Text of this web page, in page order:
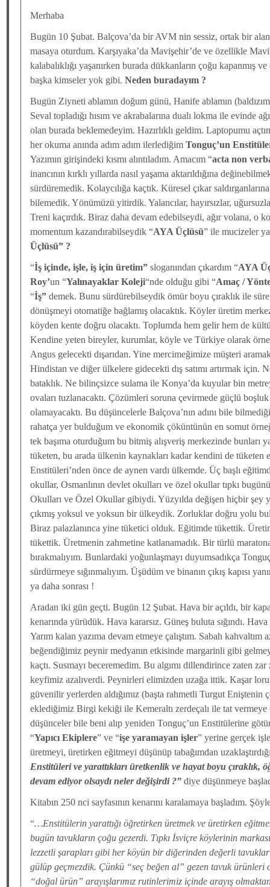
Merhaba
Bugün 10 Şubat. Balçova’da bir AVM nin sessiz, ortak bir
masaya oturdum. Karşıyaka’da Mavişehir’de ve özellikle
kalabalıklığı yaşanırken burada dükkanların çoğu kapanmış
başka kimseler yok gibi. Neden buradayım ?
Bugün Ziyneti ablamın doğum günü, Hanife ablamın
Seval topladığı hısım ve akrabalarına dualı lokma ile evinde
olan burada beklemedeyim. Hazırlıklı geldim. Laptopumu
her okuma anında adım adım ilerlediğim Tonguç’un
Yazımın girişindeki kısmı alıntıladım. Amacım “acta non
inancının kırklı yıllarda nasıl yaşama aktarıldığına
sürdüremedik. Kolaycılığa kaçtık. Küresel çıkar
bilemedik. Yönümüzü yitirdik. Yalancılar, hayırsızlar,
Treni kaçırdık. Biraz daha devam edebilseydi, ağır volana, o
momentum kazandırabilseydik “AYA Üçlüsü” ile mucizeler
Üçlüsü” ?
“İş içinde, işle, iş için üretim” sloganından çıkardım “AYA
Roy’un “Yalınayaklar Koleji“nde olduğu gibi “Amaç /
“İş” demek. Bunu sürdürebilseydik ömür boyu çıraklık ile
dönüşmeyi otomatiğe bağlamış olacaktık. Köyler üretim
köyden kente doğru olacaktı. Toplumda hem gelir hem de
Kendine yeten bireyler, kurumlar, köyle ve Türkiye olarak
Angus gelecekti dışarıdan. Yine mercimeğimize müşteri
Hindistan ve diğer ülkelere gidecekti dış satımı artırmak için.
bataklık. Ne bilinçsizce sulama ile Konya’da kuyular bin
ovaları tuzlanacaktı. Çözümleri soruna çevirmede güçlü
olamayacaktı. Bu düşüncelerle Balçova’nın adını bile
rahatça yer bulduğum ve ekonomik çöküntünün en somut
tek başıma oturduğum bu bitmiş alışveriş merkezinde bunları
tüketen, bu arada ülkenin kaynakları kadar kendini de tüketen
Enstitüleri’nden önce de aynen vardı ülkemde. Üç başlı
okullar, Osmanlının devlet okulları ve özel okullar tıpkı
Okulları ve Özel Okullar gibiydi. Yüzyılda değişen hiçbir şey
çıkmış yoksul ve yoksun bir ülkeydik. Zorluklar doğru yolu
Biraz palazlanınca yine tüketici olduk. Eğitimde tükettik.
tükettik. Üretmenin zahmetine katlanamadık. Bir türlü
bırakmalıyım. Bunlardaki yoğunlaşmayı duyumsadıkça
sürdürmeye sığınmalıyım. Üşüdüm ve binanın çıkış kapısı
ya daha sonrası !
Aradan iki gün geçti. Bugün 12 Şubat. Hava bir açıldı, bir
kenarında yürüdük. Hava kararsız. Güneş buluta sığındı.
Yarım kalan yazıma devam etmeye çalıştım. Sabah kahvaltım
beğendiğimiz peynir medyanın etkisinde margarinli gibi
kaçtı. Susmayı beceremedim. Bu algımı dillendirince zaten
keyfimiz azalıverdi. Peynirleri elimizden uzağa ittik. Kaşar
güvenilir yerlerden aldığımız (başta rahmetli Turgut Eniştenin
eklediğimiz Birgi kekiği ile Kemeraltı zerdeçalı ile tat vermeye
düşünceler bile beni alıp yeniden Tonguç’un Enstitülerine
“Yapıcı Ekiplere” ve “işe yaramayan işler” yerine gerçek
üretmeyi, üretirken eğitmeyi düşünüp tabağımdan
Enstitüleri ve yarattıkları üretkenlik ve hayat boyu çıraklık,
devam ediyor olsaydı neler değişirdi ?” diye düşünmeye
Kitabın 250 nci sayfasının kenarını karalamaya başladım.
“…Enstitülerin yarattığı öğretirken üretmek ve üretirken
bugün tavukların çoğu gezerdi. Tıpkı İsviçre köylerinin
lezzetli şarapları gibi her köyün bir diğerinden değerli
gülüp geçmezdik. Çünkü “seç beğen al” gezen tavuk
“doğal ürün” arayışlarımız rutinlerimiz içinde arayış